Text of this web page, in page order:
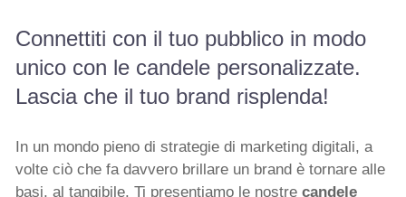
Connettiti con il tuo pubblico in modo
unico con le candele personalizzate.
Lascia che il tuo brand risplenda!
In un mondo pieno di strategie di marketing digitali, a
volte ciò che fa davvero brillare un brand è tornare alle
basi, al tangibile. Ti presentiamo le nostre candele